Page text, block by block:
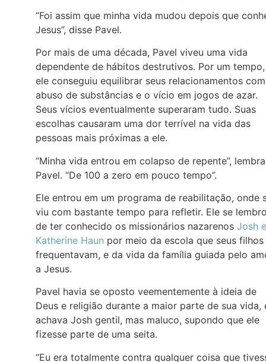
“Foi assim que minha vida mudou depois que
Jesus”, disse Pavel.
Por mais de uma década, Pavel viveu uma vida
dependente de hábitos destrutivos. Por um tempo,
ele conseguiu equilibrar seus relacionamentos
abuso de substâncias e o vício em jogos de azar.
Seus vícios eventualmente superaram tudo. Suas
escolhas causaram uma dor terrível na vida das
pessoas mais próximas a ele.
“Minha vida entrou em colapso de repente”, lembra
Pavel. “De 100 a zero em pouco tempo”.
Ele entrou em um programa de reabilitação, onde
viu com bastante tempo para refletir. Ele se
de ter conhecido os missionários nazarenos Josh e
Katherine Haun por meio da escola que seus filhos
frequentavam, e da vida da família guiada pelo
a Jesus.
Pavel havia se oposto veementemente à ideia de
Deus e religião durante a maior parte de sua vida,
achava Josh gentil, mas maluco, supondo que ele
fizesse parte de uma seita.
“Eu era totalmente contra qualquer coisa que